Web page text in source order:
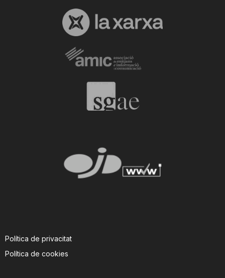
Política de privacitat
Política de cookies